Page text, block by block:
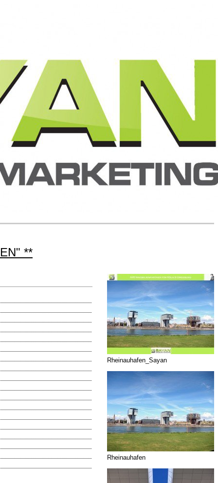
**
Rheinauhafen_Sayan
Rheinauhafen